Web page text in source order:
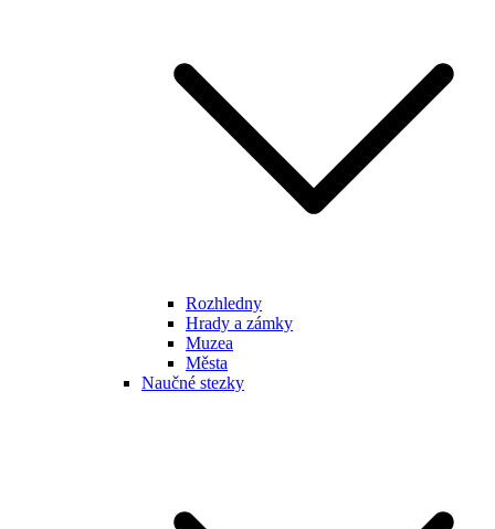
Rozhledny
Hrady a zámky
Muzea
Města
Naučné stezky